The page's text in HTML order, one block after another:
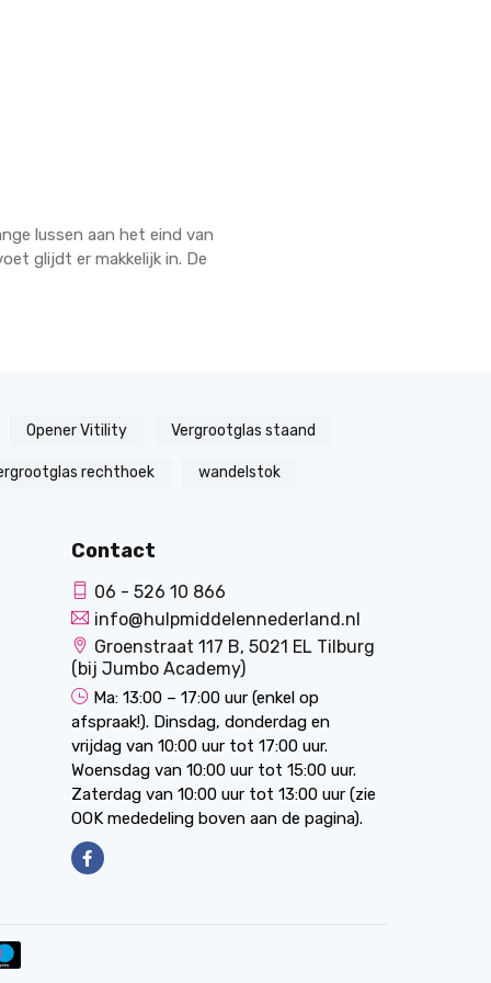
lussen aan het eind van
glijdt er makkelijk in. De
Opener Vitility Vergrootglas staand
rechthoek wandelstok
Contact
06 - 526 10 866
info@hulpmiddelennederland.nl
Groenstraat 117 B, 5021 EL Tilburg
(bij Jumbo Academy)
Ma: 13:00 – 17:00 uur (enkel op
afspraak!). Dinsdag, donderdag en
vrijdag van 10:00 uur tot 17:00 uur.
Woensdag van 10:00 uur tot 15:00 uur.
Zaterdag van 10:00 uur tot 13:00 uur (zie
OOK mededeling boven aan de pagina).